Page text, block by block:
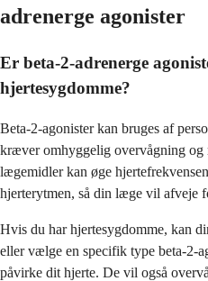
adrenerge agonister
Er beta-2-adrenerge
hjertesygdomme?
Beta-2-agonister kan bruges af
kræver omhyggelig overvågning og
lægemidler kan øge
hjerterytmen, så din læge vil afveje
Hvis du har hjertesygdomme, kan
eller vælge en specifik type beta-2-
påvirke dit hjerte. De vil også